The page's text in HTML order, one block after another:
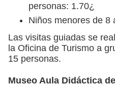
personas: 1.70¿
Niños menores de 8
Las visitas guiadas se
la Oficina de Turismo a
15 personas.
Museo Aula Didáctica